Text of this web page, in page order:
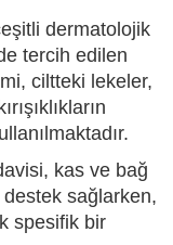
dermatolojik
tercih edilen
ciltteki lekeler,
kas ve bağ
sağlarken,
spesifik bir